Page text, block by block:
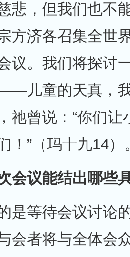
悲，但我们也不
方济各召集全世
议。我们将探讨
儿童的天真，
祂曾说：“你们让
！”（玛十九14）
会议能结出哪些
是等待会议讨论
会者将与全体会